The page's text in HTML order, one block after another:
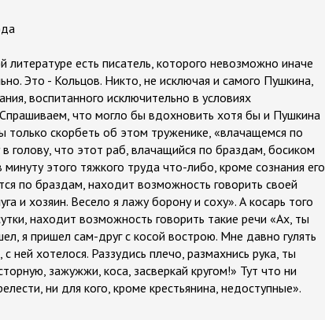
литературе есть писатель, которого невозможно иначе
Это - Кольцов. Никто, не исключая и самого Пушкина,
воспитанного исключительно в условиях
что могло бы вдохновить хотя бы и Пушкина
скорбеть об этом труженике, «влачащемся по
голову, что этот раб, влачащийся по браздам, босиком
этого тяжкого труда что-либо, кроме сознания его
по браздам, находит возможность говорить своей
и хозяин. Весело я лажу борону и соху». А косарь того
находит возможность говорить такие речи «Ах, ты
я пришел сам-друг с косой вострою. Мне давно гулять
ней хотелося. Раззудись плечо, размахнись рука, ты
зажужжи, коса, засверкай кругом!» Тут что ни
ни для кого, кроме крестьянина, недоступные».